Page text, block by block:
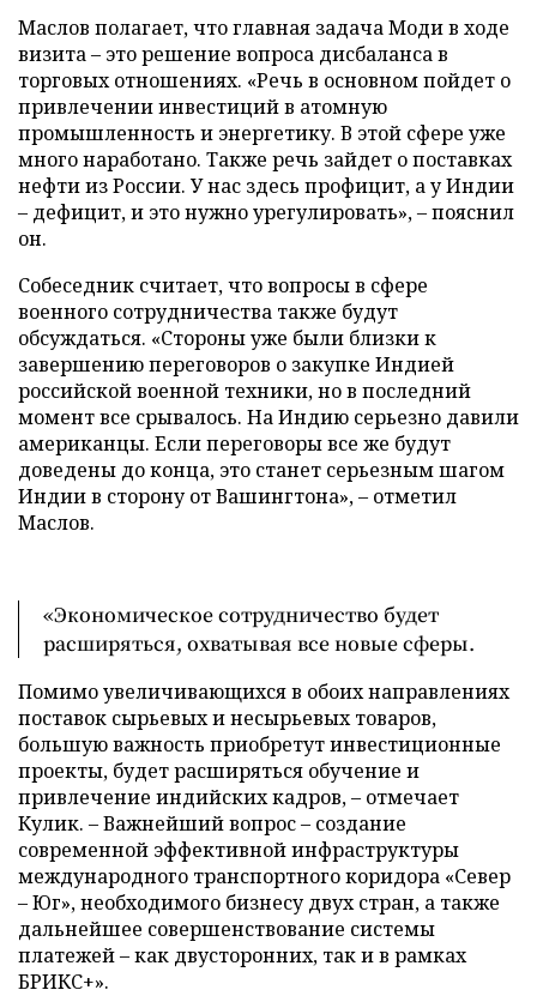
Маслов полагает, что главная задача Моди в ходе
визита – это решение вопроса дисбаланса в
торговых отношениях. «Речь в основном пойдет о
привлечении инвестиций в атомную
промышленность и энергетику. В этой сфере уже
много наработано. Также речь зайдет о поставках
нефти из России. У нас здесь профицит, а у Индии
– дефицит, и это нужно урегулировать», – пояснил
он.
Собеседник считает, что вопросы в сфере
военного сотрудничества также будут
обсуждаться. «Стороны уже были близки к
завершению переговоров о закупке Индией
российской военной техники, но в последний
момент все срывалось. На Индию серьезно давили
американцы. Если переговоры все же будут
доведены до конца, это станет серьезным шагом
Индии в сторону от Вашингтона», – отметил
Маслов.
«Экономическое сотрудничество будет
расширяться, охватывая все новые сферы.
Помимо увеличивающихся в обоих направлениях
поставок сырьевых и несырьевых товаров,
большую важность приобретут инвестиционные
проекты, будет расширяться обучение и
привлечение индийских кадров, – отмечает
Кулик. – Важнейший вопрос – создание
современной эффективной инфраструктуры
международного транспортного коридора «Север
– Юг», необходимого бизнесу двух стран, а также
дальнейшее совершенствование системы
платежей – как двусторонних, так и в рамках
БРИКС+».